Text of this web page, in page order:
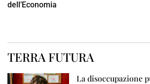
dell’Economia
TERRA FUTURA
La disoccupazione